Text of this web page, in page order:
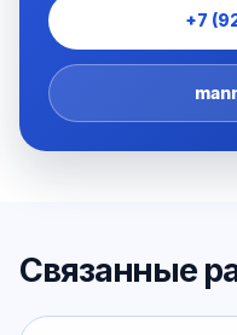
+7
Связанные